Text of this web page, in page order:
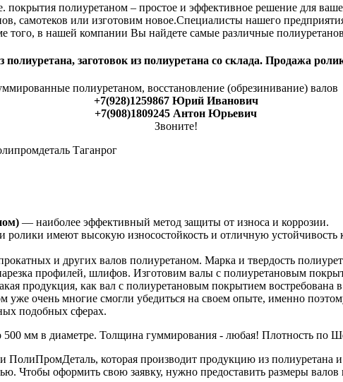
полиуретаном – простое и эффективное решение для
самотеков или изготовим новое.Специалисты нашего
в нашей компании Вы найдете самые различные
полиуретана, заготовок из полиуретана со склада. Продажа
полиуретаном, восстановление (обрезинивание)
+7(928)1259867Юрий Иванович
+7(908)1809245 Антон Юрьевич
Звоните!
— наиболее эффективный метод защиты от износа и коррозии.
имеют высокую износостойкость и отличную
и других валов полиуретаном. Марка и твердость
профилей, шлифов. Изготовим валы с полиуретановым
продукция, как вал с полиуретановым покрытием
уже очень многие смогли убедиться на своем опыте, именно
подобных сферах.
мм в диаметре. Толщина гуммирования - любая! Плотность по
ПолиПромДеталь, которая производит продукцию из
Чтобы оформить свою заявку, нужно предоставить размеры валов